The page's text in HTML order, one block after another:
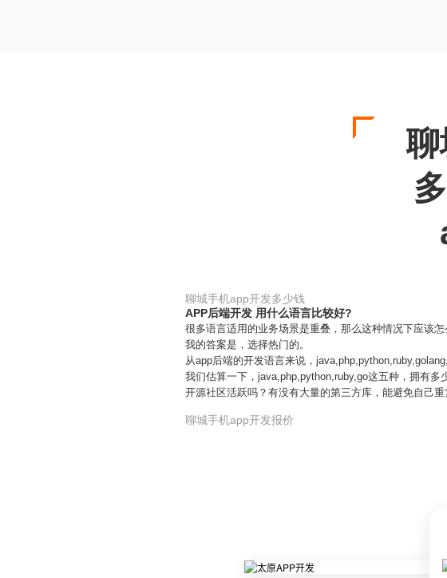
聊城手机app开发多少钱
APP后端开发 用什么语言比较好?
很多语言适用的业务场景是重叠，那么这种情况下应该怎
我的答案是，选择热门的。
从app后端的开发语言来说，
我们估算一下，java,php,python,ruby,go这五种，拥有多
开源社区活跃吗？有没有大量的第三方库，能避免自己重
聊城手机app开发报价